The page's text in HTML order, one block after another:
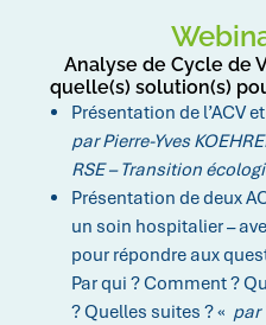
Analyse de Cycle de
quelle(s) solution(s)
Présentation de l’ACV
par Pierre-Yves
RSE – Transition
Présentation de deux
un soin hospitalier –
pour répondre aux
Par qui ? Comment ?
? Quelles suites ? « par